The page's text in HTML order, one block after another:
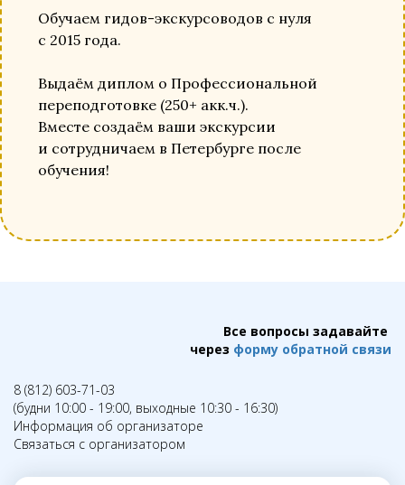
Обучаем гидов-экскурсоводов с нуля
с 2015 года.
Выдаём диплом о Профессиональной
переподготовке (250+ акк.ч.).
Вместе создаём ваши экскурсии
и сотрудничаем в Петербурге после
обучения!
Все вопросы задавайте
через форму обратной связи
8 (812) 603-71-03
(будни 10:00 - 19:00, выходные 10:30 - 16:30)
Информация об организаторе
Связаться с организатором